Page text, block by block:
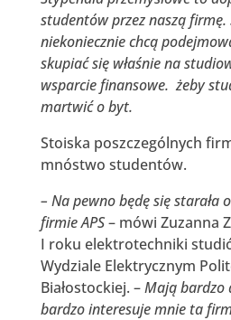
studentów przez naszą
niekoniecznie chcą
skupiać się właśnie na
wsparcie finansowe. żeby
martwić o byt.
Stoiska poszczególnych
mnóstwo studentów.
– Na pewno będę się starała
firmie APS– mówi Zuzanna
I roku elektrotechniki
Wydziale Elektrycznym
Białostockiej. –Mają bardzo
bardzo interesuje mnie ta